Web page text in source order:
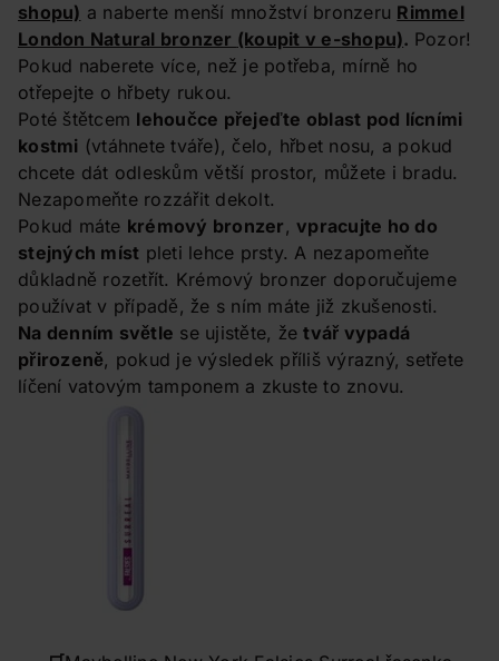
shopu) a naberte menší množství bronzeru Rimmel
London Natural bronzer (koupit v e-shopu). Pozor!
Pokud naberete více, než je potřeba, mírně ho
otřepejte o hřbety rukou.
Poté štětcem lehoučce přejeďte oblast pod lícními
kostmi (vtáhnete tváře), čelo, hřbet nosu, a pokud
chcete dát odleskům větší prostor, můžete i bradu.
Nezapomeňte rozzářit dekolt.
Pokud máte krémový bronzer, vpracujte ho do
stejných míst pleti lehce prsty. A nezapomeňte
důkladně rozetřít. Krémový bronzer doporučujeme
používat v případě, že s ním máte již zkušenosti.
Na denním světle se ujistěte, žetvář vypadá
přirozeně, pokud je výsledek příliš výrazný, setřete
líčení vatovým tamponem a zkuste to znovu.